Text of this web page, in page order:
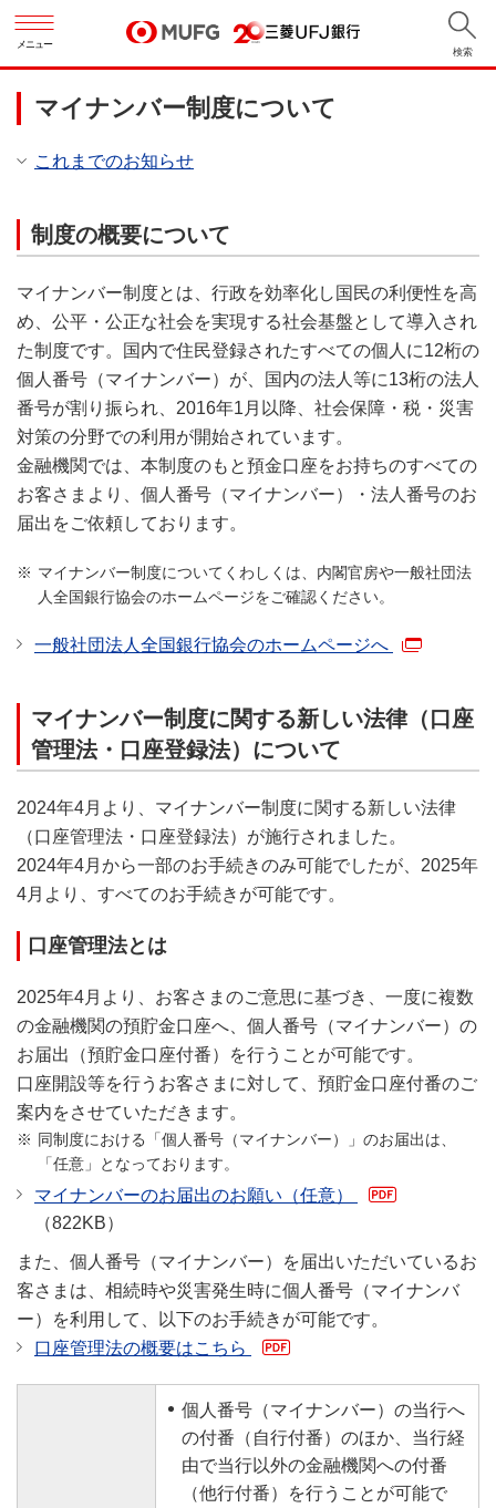
メニュー
検索
マイナンバー制度について
これまでのお知らせ
制度の概要について
マイナンバー制度とは、行政を効率化し国民の利便性を高
め、公平・公正な社会を実現する社会基盤として導入され
た制度です。国内で住民登録されたすべての個人に12桁の
個人番号（マイナンバー）が、国内の法人等に13桁の法人
番号が割り振られ、2016年1月以降、社会保障・税・災害
対策の分野での利用が開始されています。
金融機関では、本制度のもと預金口座をお持ちのすべての
お客さまより、個人番号（マイナンバー）・法人番号のお
届出をご依頼しております。
マイナンバー制度についてくわしくは、内閣官房や一般社団法
人全国銀行協会のホームページをご確認ください。
一般社団法人全国銀行協会のホームページへ
マイナンバー制度に関する新しい法律（口座
管理法・口座登録法）について
2024年4月より、マイナンバー制度に関する新しい法律
（口座管理法・口座登録法）が施行されました。
2024年4月から一部のお手続きのみ可能でしたが、2025年
4月より、すべてのお手続きが可能です。
口座管理法とは
2025年4月より、お客さまのご意思に基づき、一度に複数
の金融機関の預貯金口座へ、個人番号（マイナンバー）の
お届出（預貯金口座付番）を行うことが可能です。
口座開設等を行うお客さまに対して、預貯金口座付番のご
案内をさせていただきます。
同制度における「個人番号（マイナンバー）」のお届出は、
「任意」となっております。
マイナンバーのお届出のお願い（任意）
（822KB）
また、個人番号（マイナンバー）を届出いただいているお
客さまは、相続時や災害発生時に個人番号（マイナンバ
ー）を利用して、以下のお手続きが可能です。
口座管理法の概要はこちら
個人番号（マイナンバー）の当行へ
の付番（自行付番）のほか、当行経
由で当行以外の金融機関への付番
（他行付番）を行うことが可能で